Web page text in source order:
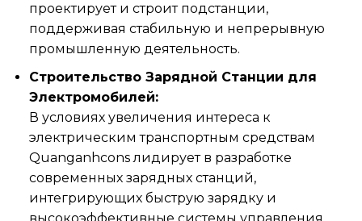
проектирует и строит подстанции,
поддерживая стабильную и непрерывную
промышленную деятельность.
Строительство Зарядной Станции для
Электромобилей:
В условиях увеличения интереса к
электрическим транспортным средствам
Quanganhcons лидирует в разработке
современных зарядных станций,
интегрирующих быструю зарядку и